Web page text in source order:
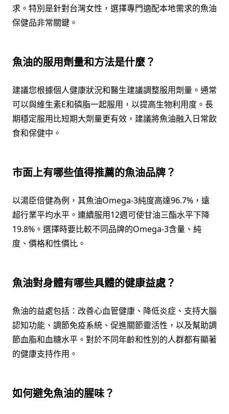
求。特別是針對台灣女性，選擇專門適配本地需求的魚油
保健品非常關鍵。
魚油的服用劑量和方法是什麼？
建議您根據個人健康狀況和醫生建議調整服用劑量。通常
可以與維生素E和磷脂一起服用，以提高生物利用度。長
期穩定服用比短期大劑量更有效，建議將魚油融入日常飲
食和保健中。
市面上有哪些值得推薦的魚油品牌？
以湯臣倍健為例，其魚油Omega-3純度高達96.7%，遠
超行業平均水平。連續服用12週可使甘油三酯水平下降
19.8%。選擇時要比較不同品牌的Omega-3含量、純
度、價格和性價比。
魚油對身體有哪些具體的健康益處？
魚油的益處包括：改善心血管健康、降低炎症、支持大腦
認知功能、調節免疫系統、促進關節靈活性，以及幫助調
節血脂和血糖水平。對於不同年齡和性別的人群都有顯著
的健康支持作用。
如何避免魚油的腥味？